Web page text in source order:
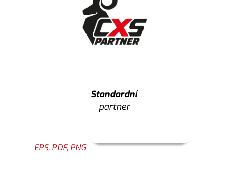
Standardní
partner
EPS, PDF, PNG